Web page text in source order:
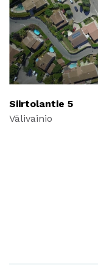
Siirtolantie 5
Välivainio